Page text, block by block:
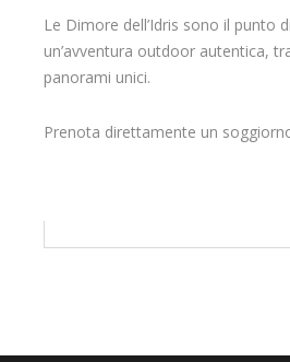
Le Dimore dell’Idris sono il punto
un’avventura outdoor autentica,
panorami unici.
Prenota direttamente un